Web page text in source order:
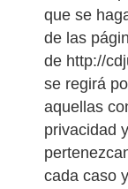
que se
de las
de http://
se regirá
aquellas
privacidad
cada caso